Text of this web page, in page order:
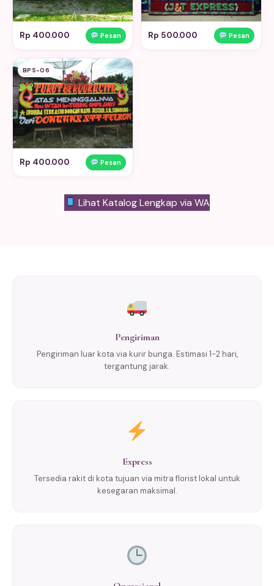
Rp 400.000 Pesan Rp 500.000 Pesan
BPS-06
Rp 400.000 Pesan
Lihat Katalog Lengkap via WA
Pengiriman
Pengiriman luar kota via kurir bunga. Estimasi 1-2 hari,
tergantung jarak.
Express
Tersedia rakit di kota tujuan via mitra florist lokal untuk
kesegaran maksimal.